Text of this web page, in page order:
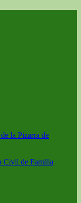
la Pizarra de
Civil de Familia